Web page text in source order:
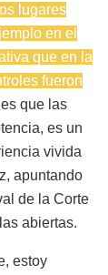
lugares
en el
que en la
fueron
que las
es un
vivida
apuntando
de la Corte
abiertas.
estoy